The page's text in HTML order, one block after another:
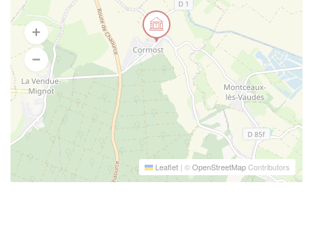
Leaflet | ©OpenStreetMapContributors